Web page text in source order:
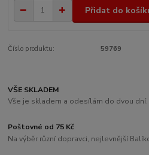
Přidat do
Číslo produktu: 59769
VŠE SKLADEM
Vše je skladem a odesílám do dvou dní.
Poštovné od 75 Kč
Na výběr různí dopravci, nejlevnější